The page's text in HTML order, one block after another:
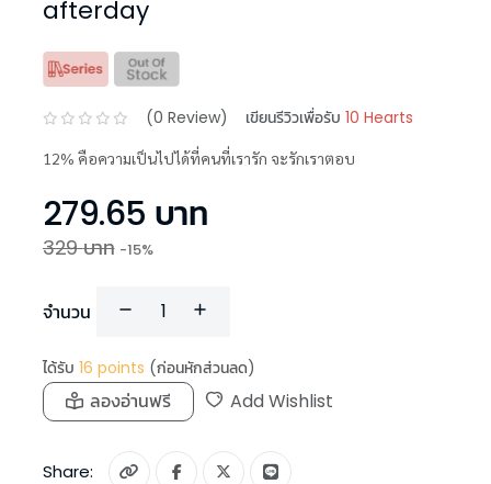
afterday
(0 Review) เขียนรีวิวเพื่อรับ 10 Hearts
12% คือความเป็นไปได้ที่คนที่เรารัก จะรักเราตอบ
279.65 บาท
329บาท -15%
จำนวน
ได้รับ 16 points (ก่อนหักส่วนลด)
ลองอ่านฟรี Add Wishlist
Share: